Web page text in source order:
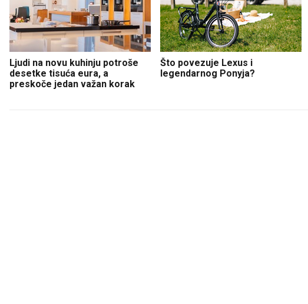
Ljudi na novu kuhinju potroše
desetke tisuća eura, a
preskoče jedan važan korak
Što povezuje Lexus i
legendarnog Ponyja?